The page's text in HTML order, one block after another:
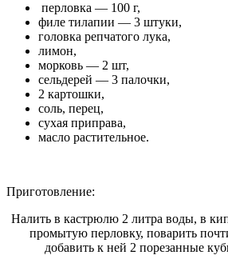
перловка — 100 г,
филе тилапии — 3 штуки,
головка репчатого лука,
лимон,
морковь — 2 шт,
сельдерей — 3 палочки,
2 картошки,
соль, перец,
сухая приправа,
масло растительное.
Приготовление:
Налить в кастрюлю 2 литра воды, в
промытую перловку, поварить
добавить к ней 2 порезанные